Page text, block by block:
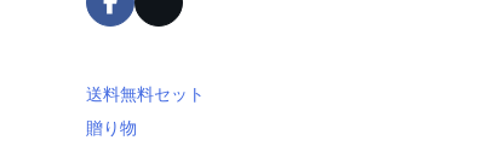
送料無料セット
贈り物